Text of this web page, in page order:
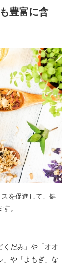
豊富に含
を促進して、健
。
くだみ」や「オオ
」や「よもぎ」な